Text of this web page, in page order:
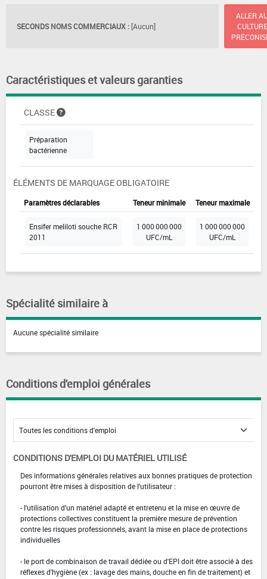
SECONDS NOMS COMMERCIAUX : [Aucun]
ALLER
Caractéristiques et valeurs garanties
CLASSE
Préparation
bactérienne
ÉLÉMENTS DE MARQUAGE OBLIGATOIRE
Paramètres déclarables Teneur minimale Teneur maximale
Ensifer meliloti souche RCR
2011
1 000 000 000
UFC/mL
1 000 000 000
UFC/mL
Spécialité similaire à
Aucune spécialité similaire
Conditions d'emploi générales
CONDITIONS D'EMPLOI DU MATÉRIEL UTILISÉ
Des informations générales relatives aux bonnes pratiques de protection
pourront être mises à disposition de l'utilisateur :
- l'utilisation d'un matériel adapté et entretenu et la mise en œuvre de
protections collectives constituent la première mesure de prévention
contre les risques professionnels, avant la mise en place de protections
individuelles
- le port de combinaison de travail dédiée ou d'EPI doit être associé à des
réflexes d'hygiène (ex : lavage des mains, douche en fin de traitement) et